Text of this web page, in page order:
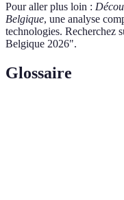
Pour aller plus loin :
Belgique, une analyse
technologies. Recherchez
Belgique 2026".
Glossaire